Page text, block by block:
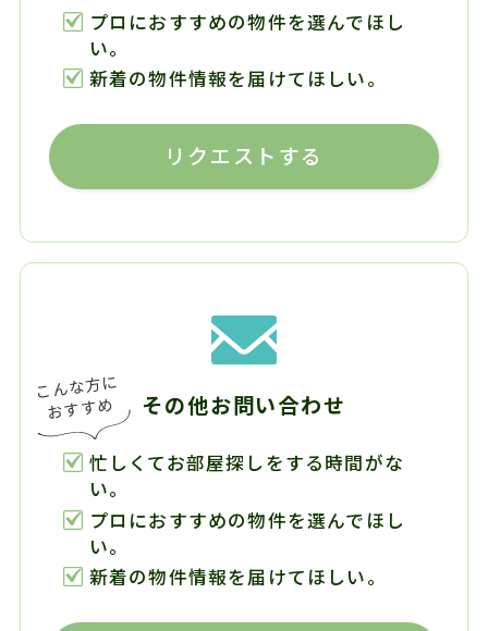
プロにおすすめの物件を選んでほし
い。
新着の物件情報を届けてほしい。
リクエストする
その他お問い合わせ
忙しくてお部屋探しをする時間がな
い。
プロにおすすめの物件を選んでほし
い。
新着の物件情報を届けてほしい。